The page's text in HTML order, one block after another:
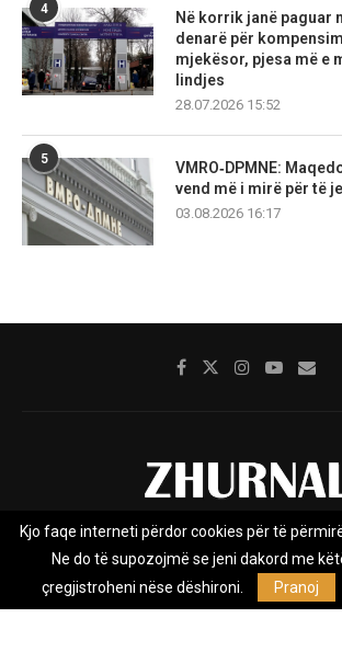
4
Në korrik janë paguar
denarë për
mjekësor, pjesa më e
lindjes
28.07.2026 15:52
5
VMRO‑DPMNE:
vend më i mirë për të
03.08.2026 16:17
Rreth nesh Impresumi
Privacy Policy
Zhurnal.mk është Agjenci e Lajmeve e pavarur,
Kjo faqe interneti përdor cookies për të
Ne do të supozojmë se jeni dakord me
çregjistroheni nëse dëshironi.
Pranoj